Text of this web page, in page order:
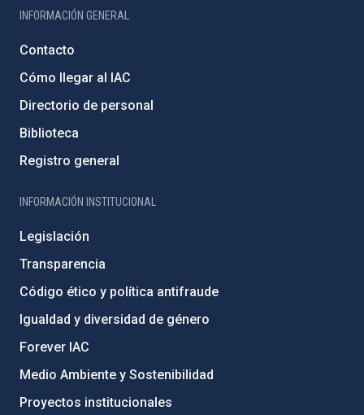
INFORMACIÓN GENERAL
Contacto
Cómo llegar al IAC
Directorio de personal
Biblioteca
Registro general
INFORMACIÓN INSTITUCIONAL
Legislación
Transparencia
Código ético y política antifraude
Igualdad y diversidad de género
Forever IAC
Medio Ambiente y Sostenibilidad
Proyectos institucionales